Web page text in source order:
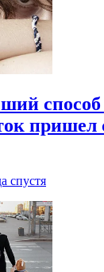
способ
пришел
спустя